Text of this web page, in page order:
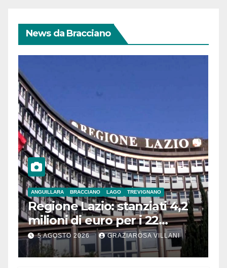
News da Bracciano
ANGUILLARA BRACCIANO LAGO TREVIGNANO
Regione Lazio: stanziati 4,2
milioni di euro per i 22
Comuni dell’Etruria
Meridionale
5 AGOSTO 2026 GRAZIAROSA VILLANI